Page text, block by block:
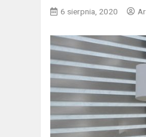
6 sierpnia, 2020